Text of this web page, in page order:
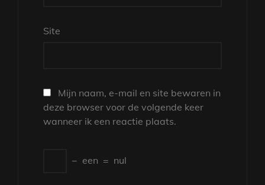
Site
Mijn naam, e-mail en site bewaren in
deze browser voor de volgende keer
wanneer ik een reactie plaats.
− een = nul